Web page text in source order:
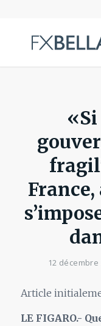
12 décembre
Article
LE FIGARO.-